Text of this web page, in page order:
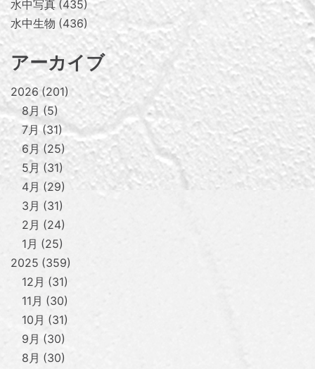
水中写真 435
水中生物 436
アーカイブ
2026 201
8月
5
7月
31
6月 25
5月
31
4月
29
3月
31
2月
24
1月
25
2025 359
12月
31
11月
30
10月
31
9月
30
8月
30